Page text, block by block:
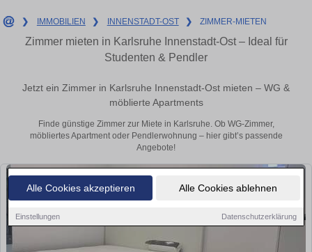
Alle Cookies akzeptieren Alle Cookies ablehnen
Einstellungen Datenschutzerklärung
❯ IMMOBILIEN ❯ INNENSTADT-OST ❯ ZIMMER-MIETEN
Zimmer mieten in Karlsruhe Innenstadt-Ost – Ideal für
Studenten & Pendler
Jetzt ein Zimmer in Karlsruhe Innenstadt-Ost mieten – WG &
möblierte Apartments
Finde günstige Zimmer zur Miete in Karlsruhe. Ob WG-Zimmer,
möbliertes Apartment oder Pendlerwohnung – hier gibt’s passende
Angebote!